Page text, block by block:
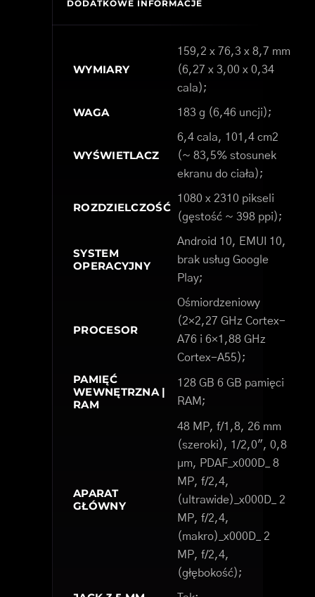
DODATKOWE INFORMACJE
WYMIARY
159,2 x 76,3 x 8,7 mm
(6,27 x 3,00 x 0,34
cala);
WAGA 183 g (6,46 uncji);
WYŚWIETLACZ
6,4 cala, 101,4 cm2
(~ 83,5% stosunek
ekranu do ciała);
ROZDZIELCZOŚĆ
1080 x 2310 pikseli
(gęstość ~ 398 ppi);
SYSTEM
OPERACYJNY
Android 10, EMUI 10,
brak usług Google
Play;
PROCESOR
Ośmiordzeniowy
(2×2,27 GHz Cortex-
A76 i 6×1,88 GHz
Cortex-A55);
PAMIĘĆ
WEWNĘTRZNA |
RAM
128 GB 6 GB pamięci
RAM;
APARAT
GŁÓWNY
48 MP, f/1,8, 26 mm
(szeroki), 1/2,0", 0,8
µm, PDAF_x000D_ 8
MP, f/2,4,
(ultrawide)_x000D_ 2
MP, f/2,4,
(makro)_x000D_ 2
MP, f/2,4,
(głębokość);